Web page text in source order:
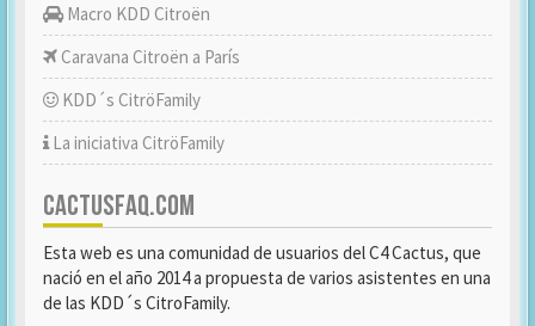
Macro KDD Citroën
Caravana Citroën a París
KDD´s CitröFamily
La iniciativa CitröFamily
CACTUSFAQ.COM
Esta web es una comunidad de usuarios del C4 Cactus, que
nació en el año 2014 a propuesta de varios asistentes en una
de las KDD´s CitroFamily.